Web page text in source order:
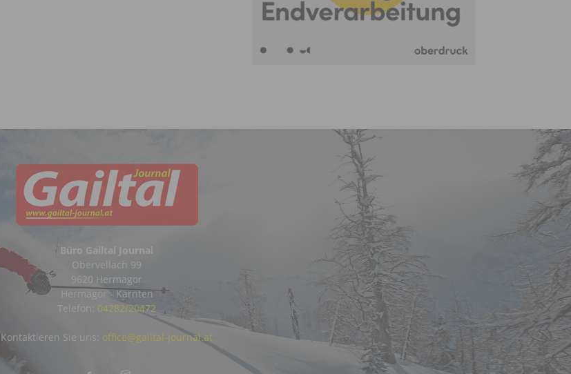
Büro Gailtal Journal
Obervellach 99
9620 Hermagor
Hermagor - Kärnten
Telefon: 04282/20472
Kontaktieren Sie uns: office@gailtal-journal.at